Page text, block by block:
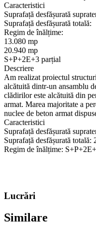
Caracteristici
Suprafață desfășurată
Suprafață desfășurată totală:
Regim de înălțime:
13.080 mp
20.940 mp
S+P+2E+3 parțial
Descriere
Am realizat proiectul
alcătuită dintr-un ansamblu
clădirilor este alcătuită din
armat. Marea majoritate a
nuclee de beton armat
Caracteristici
Suprafață desfășurată
Suprafață desfășurată totală:
Regim de înălțime:
Lucrări
Similare